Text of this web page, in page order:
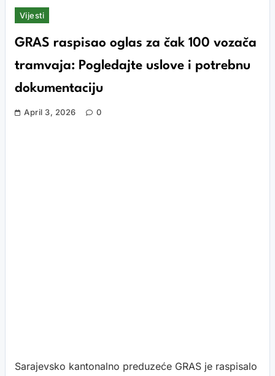
Vijesti
GRAS raspisao oglas za čak 100 vozača
tramvaja: Pogledajte uslove i potrebnu
dokumentaciju
April 3, 2026 0
Sarajevsko kantonalno preduzeće GRAS je raspisalo